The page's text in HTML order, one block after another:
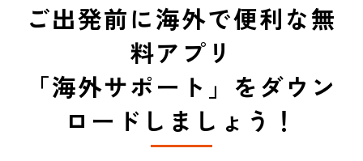
ご出発前に海外で便利な無
料アプリ
「海外サポート」をダウン
ロードしましょう！